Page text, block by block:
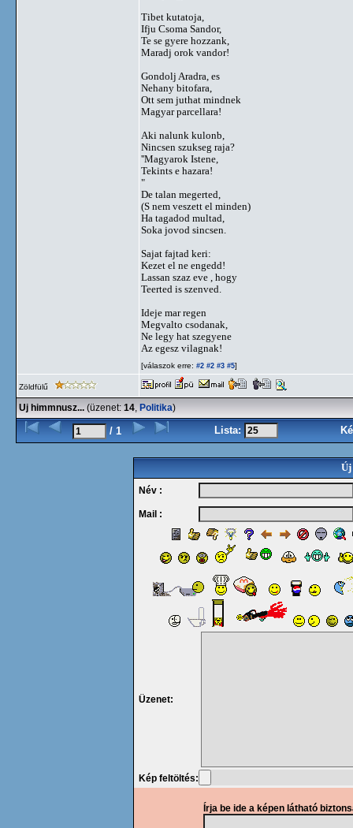
Tibet kutatoja,
Ifju Csoma Sandor,
Te se gyere hozzank,
Maradj orok vandor!
Gondolj Aradra, es
Nehany bitofara,
Ott sem juthat mindnek
Magyar parcellara!
Aki nalunk kulonb,
Nincsen szukseg raja?
''Magyarok Istene,
Tekints e hazara!
"
De talan megerted,
(S nem veszett el minden)
Ha tagadod multad,
Soka jovod sincsen.
Sajat fajtad keri:
Kezet el ne engedd!
Lassan szaz eve , hogy
Teerted is szenved.
Ideje mar regen
Megvalto csodanak,
Ne legy hat szegyene
Az egesz vilagnak!
[válaszok erre: #2 #2 #3 #5]
Zöldfülű
Uj himmnusz... (üzenet: 14, Politika)
/ 1 Lista:
Új
Név :
Mail :
Üzenet:
Kép feltöltés:
Írja be ide a képen látható